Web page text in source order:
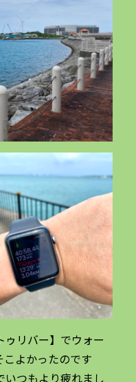
リバー】でウォー
よかったのです
つもより疲れまし